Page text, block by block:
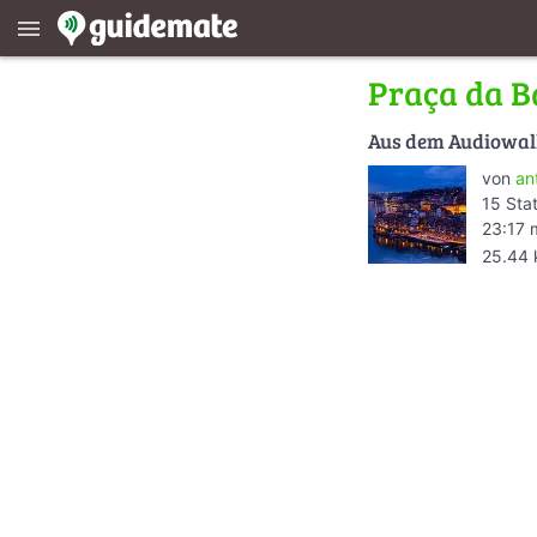
menu
Praça da
Aus dem
von
15
23:17
25.44